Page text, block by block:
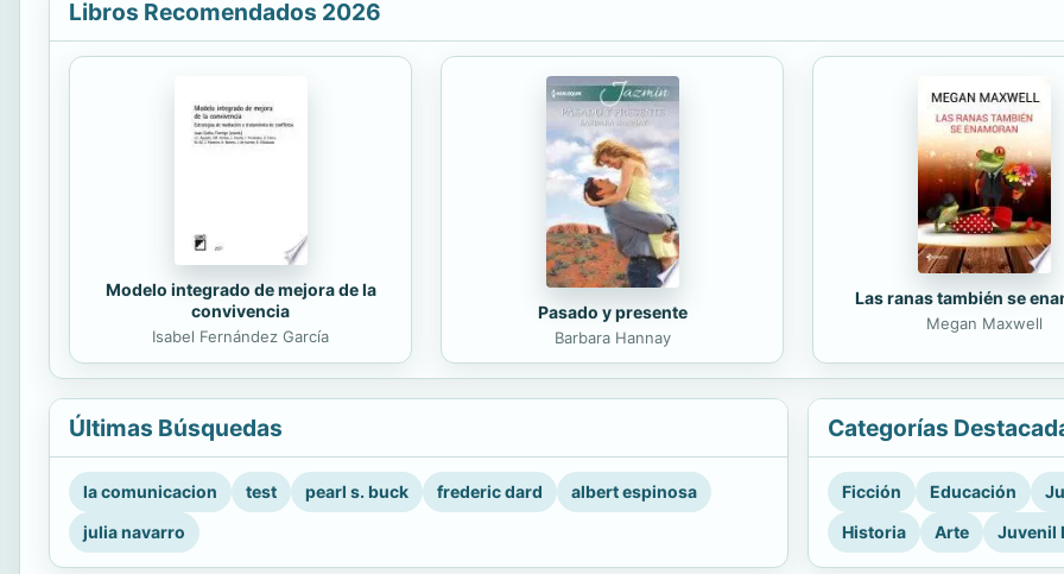
Libros Recomendados 2026
Modelo integrado de mejora de la
convivencia
Isabel Fernández García
Pasado y presente
Barbara Hannay
Las ranas también se
Megan Maxwell
Últimas Búsquedas
la comunicacion test pearl s. buck frederic dard
albert espinosa
julia navarro
Categorías
Ficción Educación
Historia
Arte Juvenil